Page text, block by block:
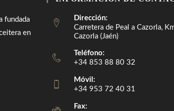
fundada
en
Dirección:
Carretera de Peal a Cazorla,
Cazorla (Jaén)
Teléfono:
+34 853 88 80 32
Móvil:
+34 953 72 40 31
Fax: